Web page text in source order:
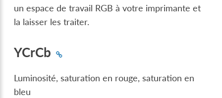
un espace de travail RGB à votre imprimante et
la laisser les traiter.
YCrCb
Luminosité, saturation en rouge, saturation en
bleu